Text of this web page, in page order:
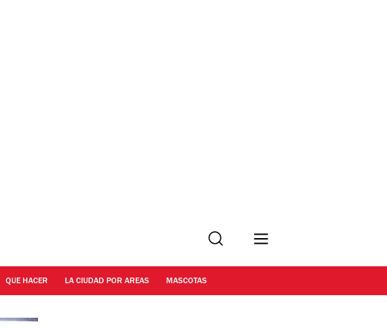
Buscar
QUE HACER LA CIUDAD POR AREAS MASCOTAS